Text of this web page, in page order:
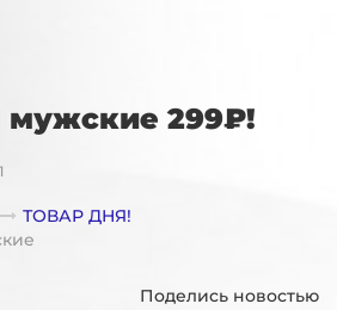
299₽!
ТОВАР ДНЯ!
Поделись новостью